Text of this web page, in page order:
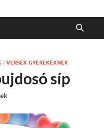
/ VERSEK GYEREKEKNEK
síp